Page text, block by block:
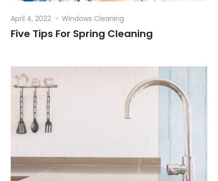
April 4, 2022 Windows Cleaning
Five Tips For Spring Cleaning